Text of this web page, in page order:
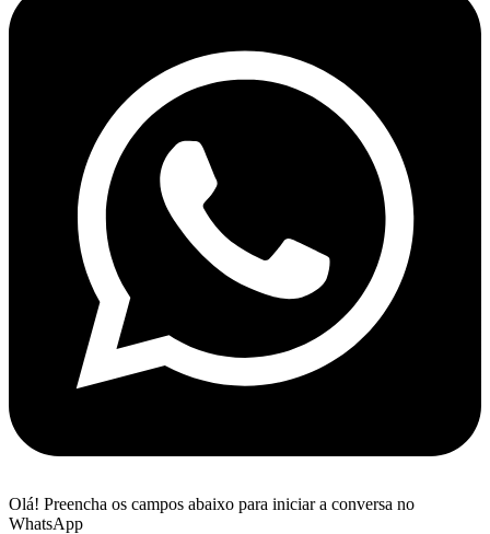
Olá! Preencha os campos abaixo para iniciar a conversa no
WhatsApp